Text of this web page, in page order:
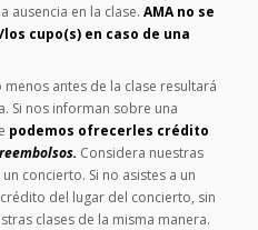
ausencia en la clase.AMA no se
cupo(s) en caso de una
antes de la clase resultará
Si nos informan sobre una
podemos ofrecerles crédito
Considera nuestras
concierto. Si no asistes a un
del lugar del concierto, sin
clases de la misma manera.